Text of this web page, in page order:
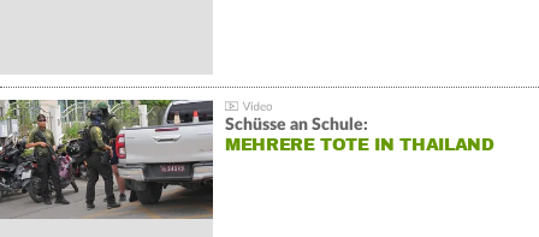
Schüsse an Schule:
MEHRERE TOTE IN THAILAND